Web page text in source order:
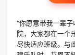
“你愿意带我一辈
院，大家都在一个
尽快适应班级。与